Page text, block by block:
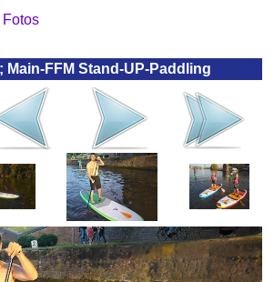
Main-FFM Stand-UP-Paddling